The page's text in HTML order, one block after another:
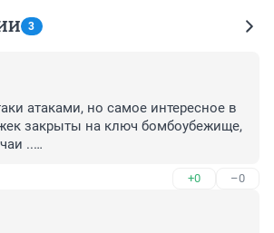
3
атаками, но самое интересное в
закрыты на ключ бомбоубежище,
..
+0 –0